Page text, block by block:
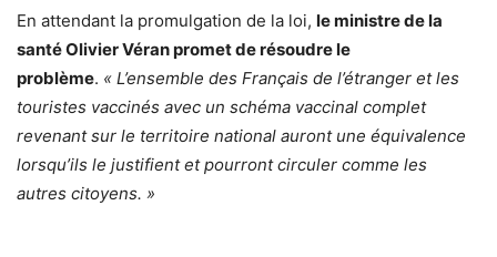
En attendant la promulgation de la loi, le ministre de la
santé Olivier Véran promet de résoudre le
problème. « L’ensemble des Français de l’étranger et les
touristes vaccinés avec un schéma vaccinal complet
revenant sur le territoire national auront une équivalence
lorsqu’ils le justifient et pourront circuler comme les
autres citoyens. »